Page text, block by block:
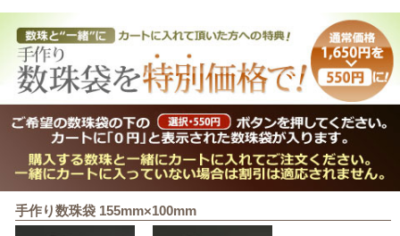
手作り数珠袋 155mm×100mm